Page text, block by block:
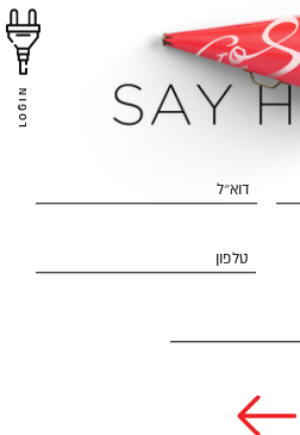
LOGIN
דוא״ל
טלפון